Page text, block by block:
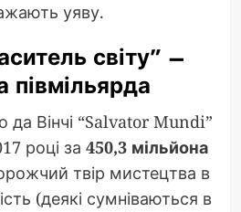
уяву.
світу” –
півмільярда
да Вінчі “Salvator Mundi”
році за 450,3 мільйона
твір мистецтва в
(деякі сумніваються в